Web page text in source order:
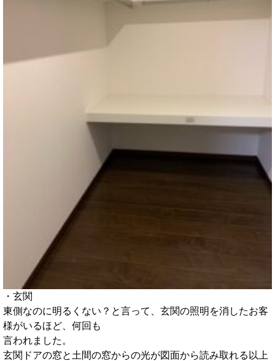
・玄関
東側なのに明るくない？と言って、玄関の照明を消したお客
様がいるほど、何回も
言われました。
玄関ドアの窓と土間の窓からの光が図面から読み取れる以上